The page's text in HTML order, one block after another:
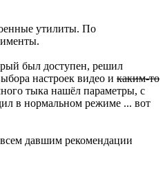
утилиты. По
был доступен, решил
настроек видео и каким-то
тыка нашёл параметры, с
в нормальном режиме ... вот
всем давшим рекомендации